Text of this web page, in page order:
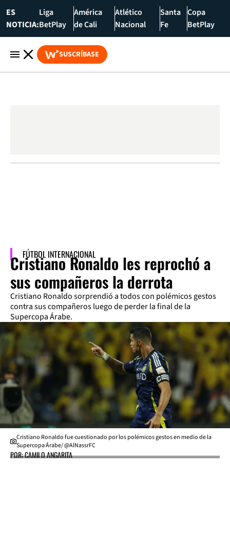
ES
NOTICIA:
Liga
BetPlay
América
de Cali
Atlético
Nacional
Santa
Fe
Copa
BetPlay
SUSCRÍBASE
FÚTBOL INTERNACIONAL
Cristiano Ronaldo les reprochó a
sus compañeros la derrota
Cristiano Ronaldo sorprendió a todos con polémicos gestos
contra sus compañeros luego de perder la final de la
Supercopa Árabe.
Cristiano Ronaldo fue cuestionado por los polémicos gestos en medio de la
Supercopa Árabe/ @AlNassrFC
POR: CAMILO ANGARITA